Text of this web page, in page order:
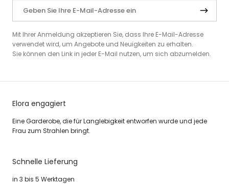
Mit Ihrer Anmeldung akzeptieren Sie, dass Ihre E-Mail-Adresse
verwendet wird, um Angebote und Neuigkeiten zu erhalten.
Sie können den Link in jeder E-Mail nutzen, um sich abzumelden.
Elora engagiert
Eine Garderobe, die für Langlebigkeit entworfen wurde und jede
Frau zum Strahlen bringt.
Schnelle Lieferung
in 3 bis 5 Werktagen